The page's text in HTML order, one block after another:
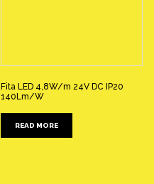
Fita LED 4,8W/m 24V DC IP20
140Lm/W
READ MORE